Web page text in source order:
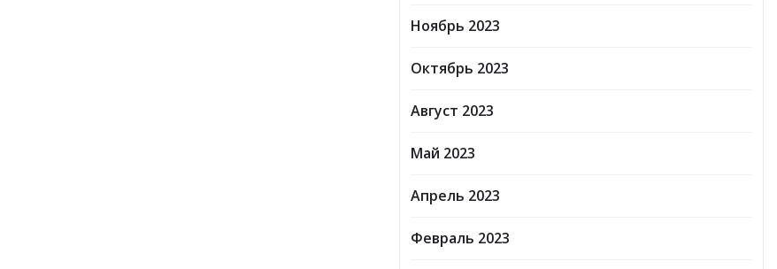
Ноябрь 2023
Октябрь 2023
Август 2023
Май 2023
Апрель 2023
Февраль 2023